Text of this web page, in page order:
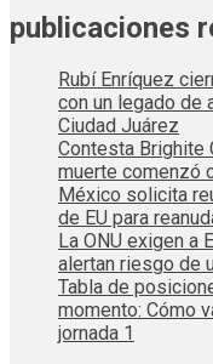
publicaciones
Rubí Enríquez
con un legado de
Ciudad Juárez
Contesta Brighite
muerte comenzó
México solicita
de EU para
La ONU exigen a
alertan riesgo de
Tabla de
momento: Cómo
jornada 1